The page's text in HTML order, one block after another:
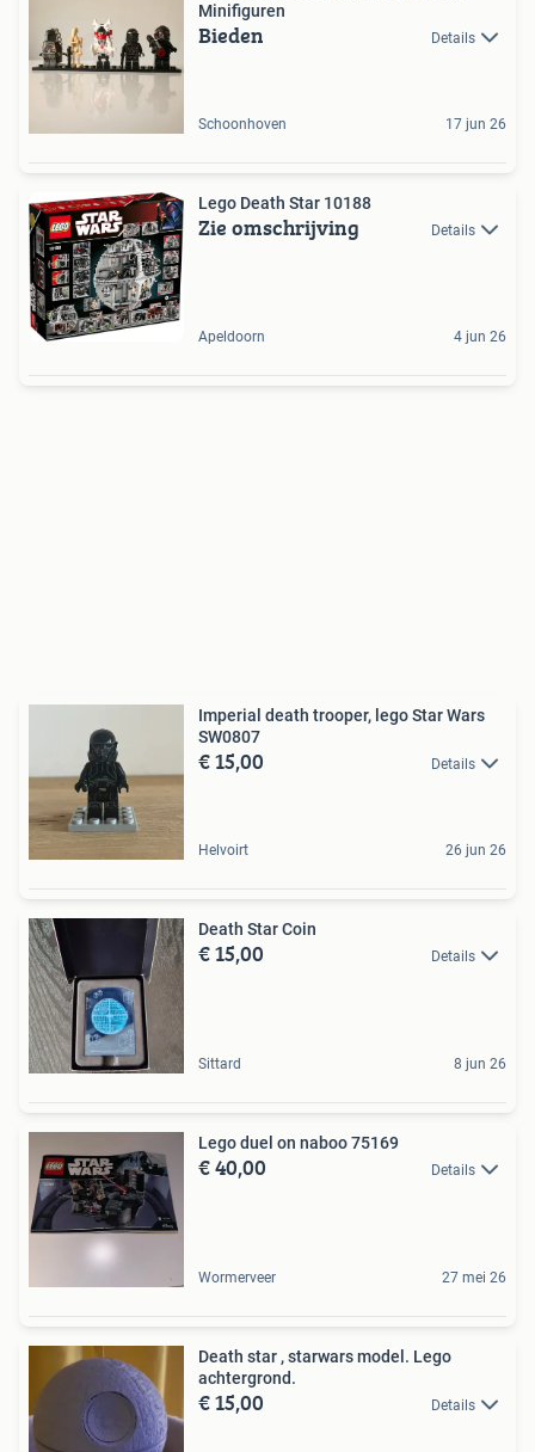
Minifiguren
Bieden Details
Schoonhoven 17 jun 26
Lego Death Star 10188
Zie omschrijving Details
Apeldoorn 4 jun 26
Imperial death trooper, lego Star Wars
SW0807
€ 15,00 Details
Helvoirt 26 jun 26
Death Star Coin
€ 15,00 Details
Sittard 8 jun 26
Lego duel on naboo 75169
€ 40,00 Details
Wormerveer 27 mei 26
Death star , starwars model. Lego
achtergrond.
€ 15,00 Details